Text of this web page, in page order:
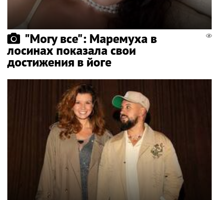
"Могу все": Маремуха в
лосинах показала свои
достижения в йоге